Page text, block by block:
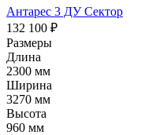
Антарес 3 ДУ Сектор
132 100 ₽
Размеры
Длина
2300 мм
Ширина
3270 мм
Высота
960 мм